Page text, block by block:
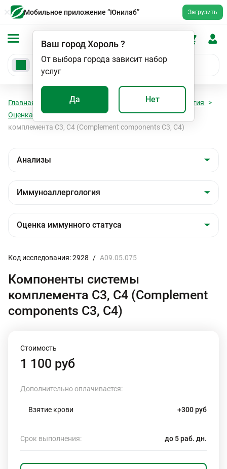
Мобильное приложение “Юнилаб” Загрузить
Ваш городХороль?
От выбора города зависит набор
услуг
Да Нет
Главная Анализы
Иммуноаллергология
Оценка иммунного статуса
Компоненты системы
комплемента С3, С4 (Complement components C3, C4)
Код исследования: 2928 / A09.05.075
Компоненты системы
комплемента С3, С4 (Complement
components C3, C4)
Стоимость
1 100 руб
Дополнительно оплачивается:
Взятие крови +300 руб
Срок выполнения: до 5 раб. дн.